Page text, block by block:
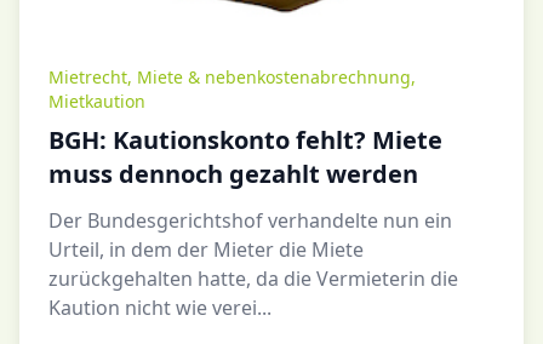
Mietrecht, Miete & nebenkostenabrechnung,
Mietkaution
BGH: Kautionskonto fehlt? Miete
muss dennoch gezahlt werden
Der Bundesgerichtshof verhandelte nun ein
Urteil, in dem der Mieter die Miete
zurückgehalten hatte, da die Vermieterin die
Kaution nicht wie verei...